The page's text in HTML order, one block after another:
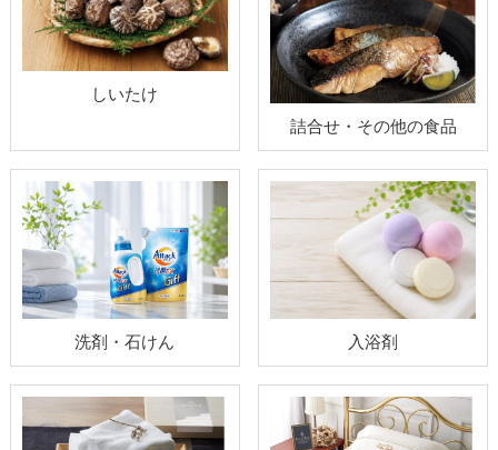
しいたけ
詰合せ・その他の食品
洗剤・石けん 入浴剤